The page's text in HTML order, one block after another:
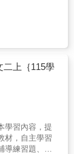
讓孩子預
擬試卷演
題時間，衝高
齊！此系統為
本資料僅供
主。商品數量
新數量。因康
議不可與(一
貨時間，敬請
二上｛115學
學習內容，提
材，自主學習
練習題、重